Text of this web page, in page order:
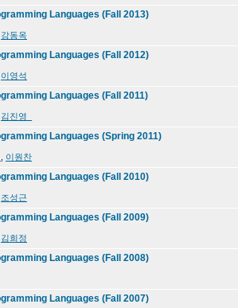
Languages (Fall 2013)
강동옥
Languages (Fall 2012)
이영석
Languages (Fall 2011)
김진영_
Languages (Spring 2011)
이원찬
Languages (Fall 2010)
조성근
Languages (Fall 2009)
김희정
Languages (Fall 2008)
Languages (Fall 2007)